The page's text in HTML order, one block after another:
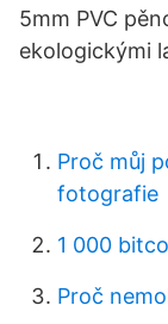
5mm PVC
ekologickými
Proč můj
fotografie
1 000
Proč